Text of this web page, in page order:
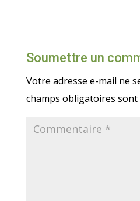
Soumettre un
Votre adresse e-mail ne
champs obligatoires sont